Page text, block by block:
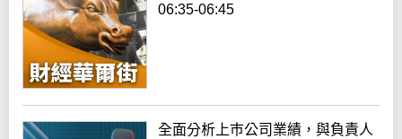
06:35-06:45
全面分析上巿公司業績，與負責人